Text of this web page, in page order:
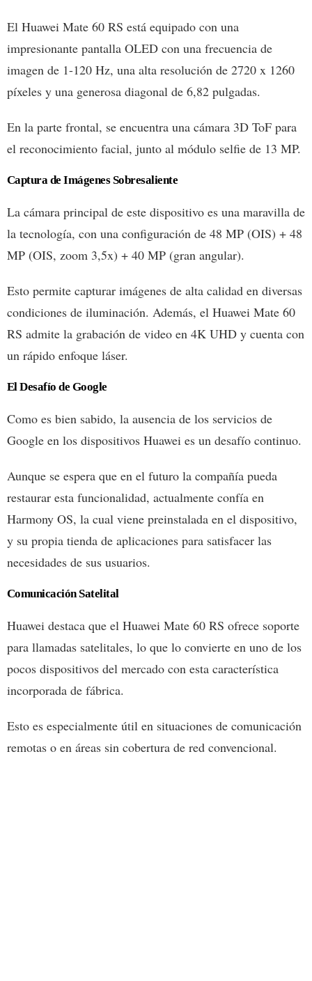
El Huawei Mate 60 RS está equipado con una
impresionante pantalla OLED con una frecuencia de
imagen de 1-120 Hz, una alta resolución de 2720 x 1260
píxeles y una generosa diagonal de 6,82 pulgadas.
En la parte frontal, se encuentra una cámara 3D ToF para
el reconocimiento facial, junto al módulo selfie de 13 MP.
Captura de Imágenes Sobresaliente
La cámara principal de este dispositivo es una maravilla de
la tecnología, con una configuración de 48 MP (OIS) + 48
MP (OIS, zoom 3,5x) + 40 MP (gran angular).
Esto permite capturar imágenes de alta calidad en diversas
condiciones de iluminación. Además, el Huawei Mate 60
RS admite la grabación de video en 4K UHD y cuenta con
un rápido enfoque láser.
El Desafío de Google
Como es bien sabido, la ausencia de los servicios de
Google en los dispositivos Huawei es un desafío continuo.
Aunque se espera que en el futuro la compañía pueda
restaurar esta funcionalidad, actualmente confía en
Harmony OS, la cual viene preinstalada en el dispositivo,
y su propia tienda de aplicaciones para satisfacer las
necesidades de sus usuarios.
Comunicación Satelital
Huawei destaca que el Huawei Mate 60 RS ofrece soporte
para llamadas satelitales, lo que lo convierte en uno de los
pocos dispositivos del mercado con esta característica
incorporada de fábrica.
Esto es especialmente útil en situaciones de comunicación
remotas o en áreas sin cobertura de red convencional.